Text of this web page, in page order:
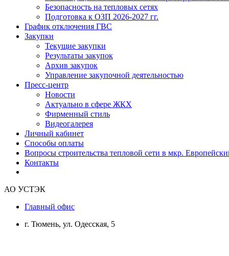
Безопасность на тепловых сетях
Подготовка к ОЗП 2026-2027 гг.
График отключения ГВС
Закупки
Текущие закупки
Результаты закупок
Архив закупок
Управление закупочной деятельностью
Пресс-центр
Новости
Актуально в сфере ЖКХ
Фирменный стиль
Видеогалерея
Личный кабинет
Способы оплаты
Вопросы строительства тепловой сети в мкр.
Контакты
АО УСТЭК
Главный офис
г. Тюмень, ул. Одесская, 5